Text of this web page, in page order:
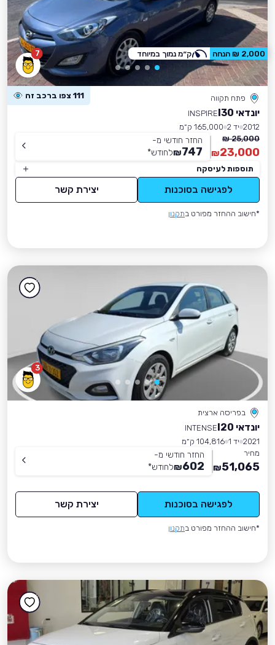
7
פתח תקווה 111 צפו ברכב זה
יונדאי I30
INSPIRE
2012 יד 2
165,000 ק״מ
25,000 ₪
23,000
₪
החזר חודשי מ-
747
₪לחודש*
תוספות לעיסקה
לפגישה בסוכנות יצירת קשר
*חישוב ההחזר מפורט בתקנון
2,000 ₪ הנחה ק״מ נמוך במיוחד
3
בפריסה ארצית
יונדאי I20
INTENSE
2021 יד 1
104,816 ק״מ
מחיר
51,065
₪
החזר חודשי מ-
602
₪לחודש*
לפגישה בסוכנות יצירת קשר
*חישוב ההחזר מפורט בתקנון